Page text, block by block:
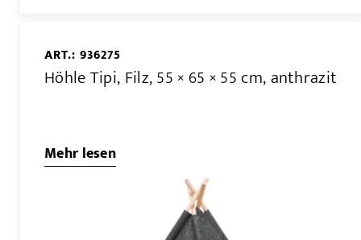
ART.: 936275
Höhle Tipi, Filz, 55 × 65 × 55 cm, anthrazit
Mehr lesen